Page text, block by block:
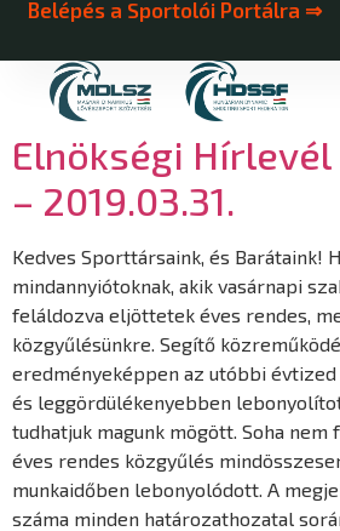
Belépés a Sportolói Portálra ⇒
Elnökségi Hírlevél
– 2019.03.31.
Kedves Sporttársaink, és Barátaink!
mindannyiótoknak, akik vasárnapi
feláldozva eljöttetek éves rendes,
közgyűlésünkre. Segítő
eredményeképpen az utóbbi
és leggördülékenyebben
tudhatjuk magunk mögött. Soha nem
éves rendes közgyűlés
munkaidőben lebonyolódott. A
száma minden határozathozatal